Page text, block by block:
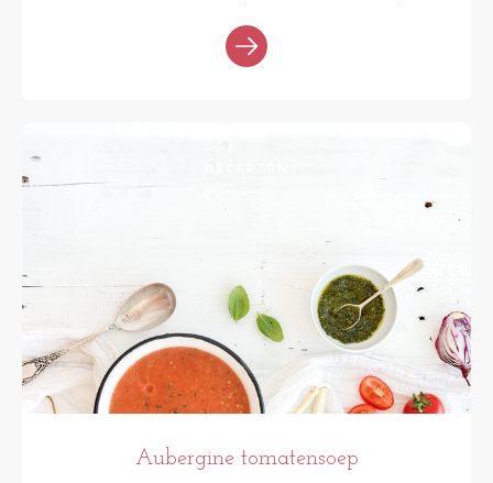
Aubergine tomatensoep